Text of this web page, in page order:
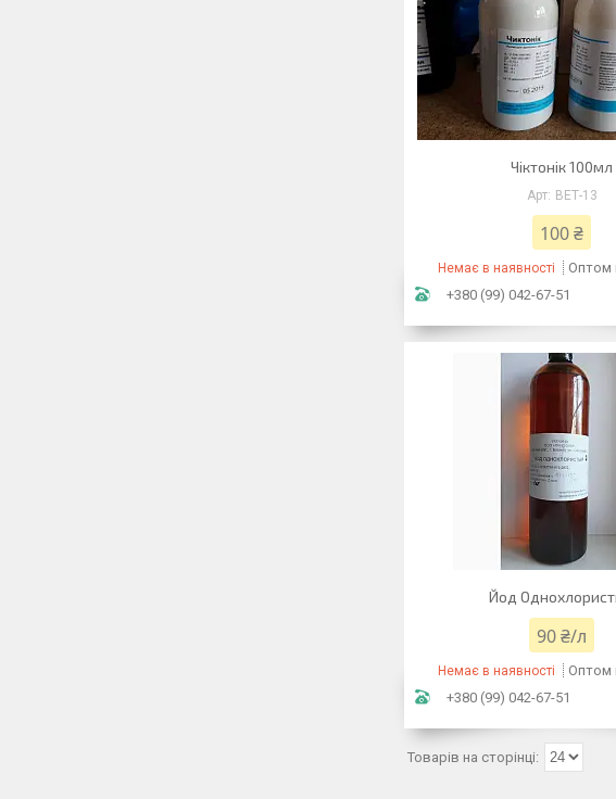
Чіктонік 100мл
ВЕТ-13
100 ₴
Немає в наявності
Оптом
+380 (99) 042-67-51
Йод
90 ₴/л
Немає в наявності
Оптом
+380 (99) 042-67-51